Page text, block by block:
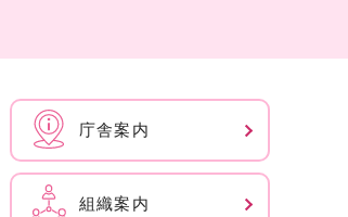
庁舎案内
組織案内